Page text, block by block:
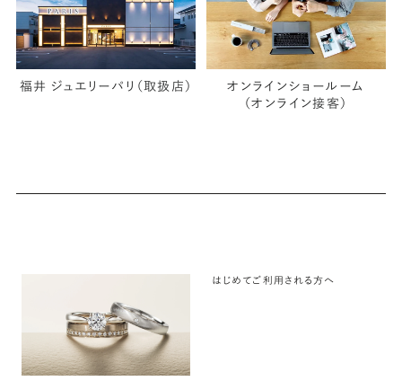
福井 ジュエリーパリ（取扱店）
オンラインショールーム
（オンライン接客）
はじめてご利用される方へ